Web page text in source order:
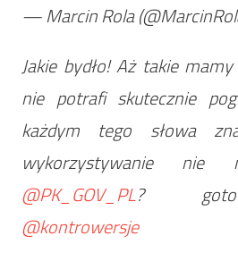
— Marcin Rola
Jakie bydło! Aż takie
nie potrafi skutecznie
każdym tego słowa
wykorzystywanie
@PK_GOV_PL?
@kontrowersje